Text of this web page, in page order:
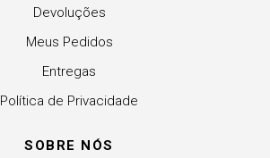
Devoluções
Meus Pedidos
Entregas
Política de Privacidade
SOBRE NÓS